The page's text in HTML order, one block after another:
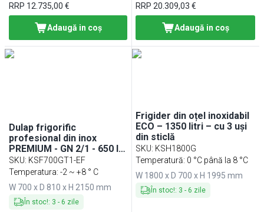
RRP 12.735,00 €
Adaugă in coş
RRP20.309,03 €
Adaugă in coş
Dulap frigorific
profesional din inox
PREMIUM - GN 2/1 - 650 l -
-2/+8 °C - cu 1 ușă din
sticlă
SKU: KSF700GT1-EF
Temperatura: -2 ~ +8 ° C
W 700 x D 810 x H 2150 mm
În stoc!: 3 - 6 zile
Frigider din oțel inoxidabil
ECO – 1350 litri – cu 3 uși
din sticlă
SKU: KSH1800G
Temperatură: 0 °C până la 8 °C
W 1800 x D 700 x H 1995 mm
În stoc!: 3 - 6 zile